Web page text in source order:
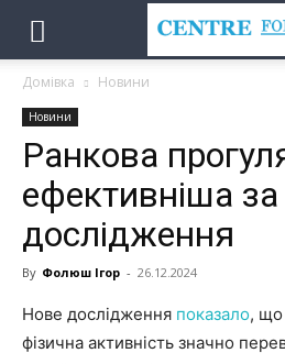
Домівка Новини
Новини
Ранкова
ефективніша
дослідження
By Фолюш Ігор - 26.12.2024
Нове дослідження показало, що
фізична активність значно